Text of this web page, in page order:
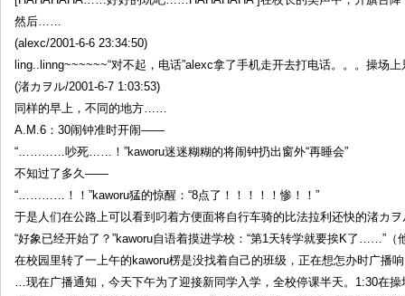
然后……
(alexc/2001-6-6 23:34:50)
ling..linng~~~~~~“对不起，电话”alexc拿了手机走开去打电话。。。操场
(渚カヲル/2001-6-7 1:03:53)
同样的早上，不同的地方……
A.M.6：30闹钟准时开闹——
“…………吵死……！”kaworu迷迷糊糊的将闹钟扔出窗外“再睡会”
不知过了多久——
“…………！！”kaworu猛的惊醒：“8点了！！！！！惨！！”
于是人们在公路上可以看到叼着方便面将自行车骑的比法拉利还快的渚
“好象已经开始了？”kaworu自语着摸进学校：“第1天转学就要挨K了……”（
在校园里转了一上午的kaworu楞是没找着自己的班级，正在想怎办时广
…现在广播通知，今天下午为了迎接新同学入学，全校停课半天。1:30在